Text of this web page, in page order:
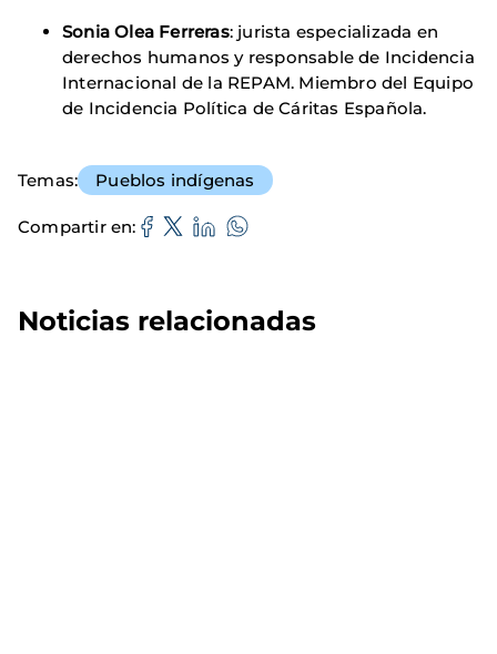
Sonia Olea Ferreras: jurista especializada en
derechos humanos y responsable de Incidencia
Internacional de la REPAM. Miembro del Equipo
de Incidencia Política de Cáritas Española.
Temas Pueblos indígenas
Compartir en
Noticias relacionadas